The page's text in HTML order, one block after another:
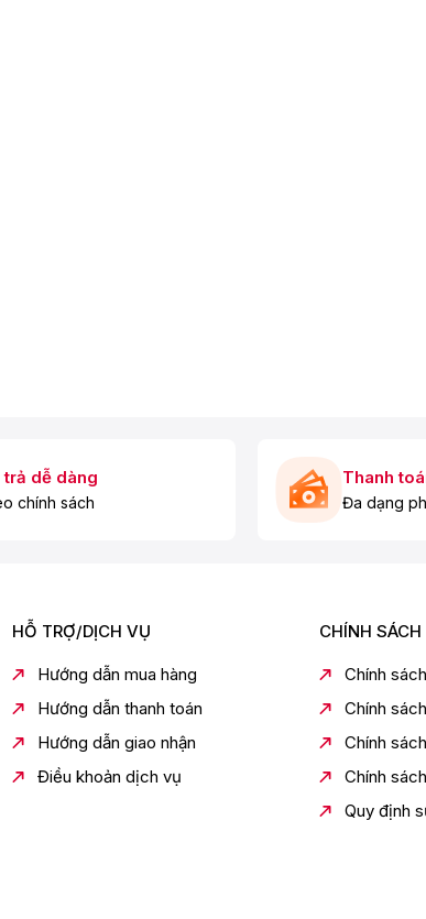
dễ dàng
chính sách
Thanh
Đa dạng
HỖ TRỢ/DỊCH VỤ
Hướng dẫn mua hàng
Hướng dẫn thanh toán
Hướng dẫn giao nhận
Điều khoản dịch vụ
CHÍNH SÁCH
Chính
Chính
Chính
Chính
Quy định